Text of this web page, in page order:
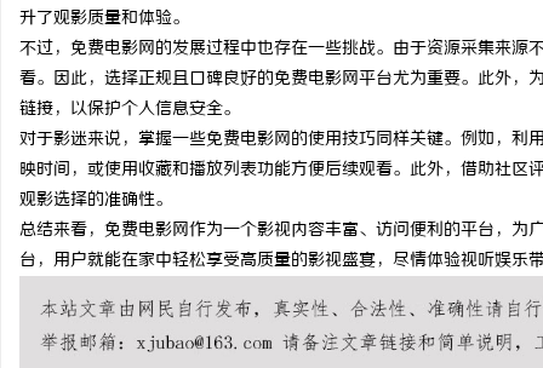
升了观影质量和体验。
不过，免费电影网的发展过程中也存在一些挑战。由于资源采集来
看。因此，选择正规且口碑良好的免费电影网平台尤为重要。此外
链接，以保护个人信息安全。
对于影迷来说，掌握一些免费电影网的使用技巧同样关键。例如，
映时间，或使用收藏和播放列表功能方便后续观看。此外，借助社
观影选择的准确性。
总结来看，免费电影网作为一个影视内容丰富、访问便利的平台，
台，用户就能在家中轻松享受高质量的影视盛宴，尽情体验视听娱乐
贝净 AC 国际医疗实验